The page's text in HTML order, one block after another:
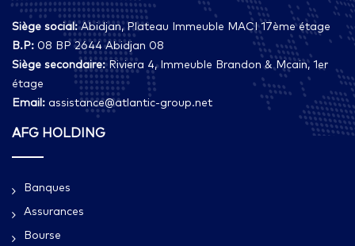
Siège social:Abidjan, Plateau Immeuble MACI 17ème étage
B.P: 08 BP 2644 Abidjan 08
Siège secondaire:Riviera 4, Immeuble Brandon & Mcain, 1er
étage
Email: assistance@atlantic-group.net
AFG HOLDING
Banques
Assurances
Bourse